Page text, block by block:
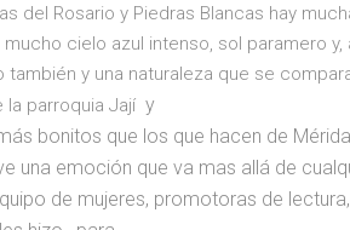
del Rosario y Piedras Blancas hay
cielo azul intenso, sol paramero y,
también y una naturaleza que se
parroquia Jají y
bonitos que los que hacen de
una emoción que va mas allá de
de mujeres, promotoras de lectura,